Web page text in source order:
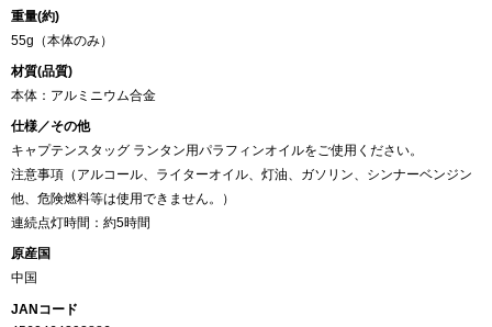
重量(約)
55g（本体のみ）
材質(品質)
本体：アルミニウム合金
仕様／その他
キャプテンスタッグ ランタン用パラフィンオイルをご使用ください。
注意事項（アルコール、ライターオイル、灯油、ガソリン、シンナーベンジン
他、危険燃料等は使用できません。）
連続点灯時間：約5時間
原産国
中国
JANコード